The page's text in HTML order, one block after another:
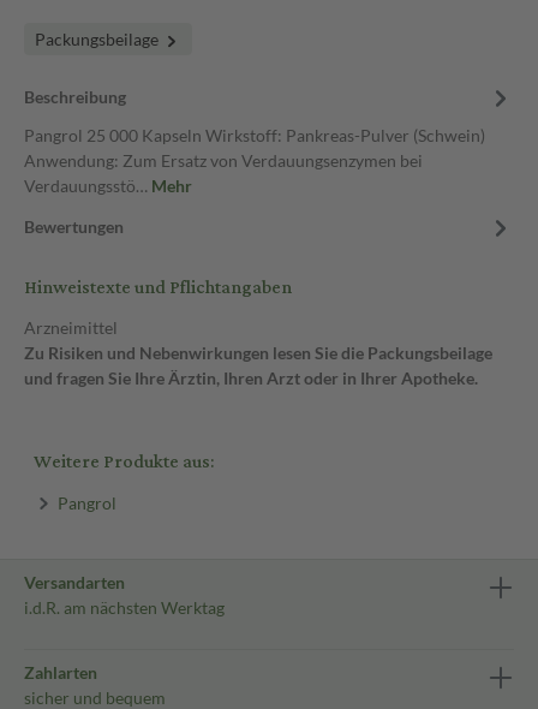
Packungsbeilage
Beschreibung
Pangrol 25 000 Kapseln Wirkstoff: Pankreas-Pulver (Schwein)
Anwendung: Zum Ersatz von Verdauungsenzymen bei
Verdauungsstö… Mehr
Bewertungen
Hinweistexte und Pflichtangaben
Arzneimittel
Zu Risiken und Nebenwirkungen lesen Sie die Packungsbeilage
und fragen Sie Ihre Ärztin, Ihren Arzt oder in Ihrer Apotheke.
Weitere Produkte aus:
Pangrol
Versandarten
i.d.R. am nächsten Werktag
Zahlarten
sicher und bequem